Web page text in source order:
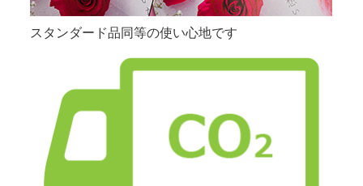
スタンダード品同等の使い心地です